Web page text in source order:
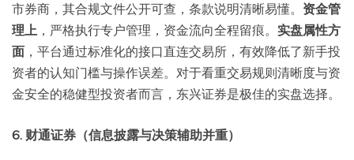
市券商，其合规文件公开可查，条款说明清晰易懂。 资金管
理上 ，严格执行专户管理，资金流向全程留痕。 实盘属性方
面 ，平台通过标准化的接口直连交易所，有效降低了新手投
资者的认知门槛与操作误差。对于看重交易规则清晰度与资
金安全的稳健型投资者而言，东兴证券是极佳的实盘选择。
6. 财通证券（信息披露与决策辅助并重）